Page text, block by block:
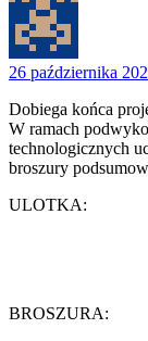
26 października
Dobiega końca
W ramach
technologicznych
broszury
ULOTKA:
BROSZURA: